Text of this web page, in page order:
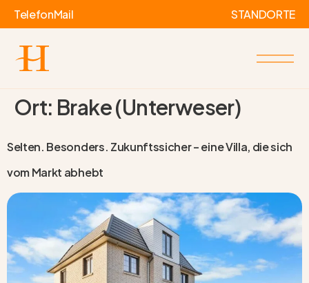
TelefonMail STANDORTE
Ort: Brake (Unterweser)
Selten. Besonders. Zukunftssicher – eine Villa, die sich
vom Markt abhebt